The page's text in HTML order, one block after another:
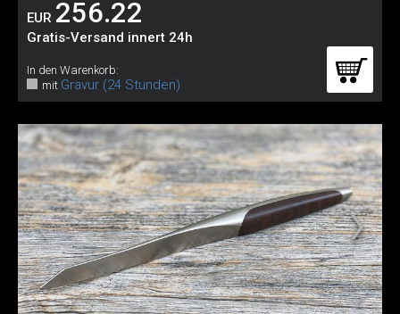
EUR 256.22
Gratis-Versand innert 24h
In den Warenkorb:
mit Gravur (24 Stunden)